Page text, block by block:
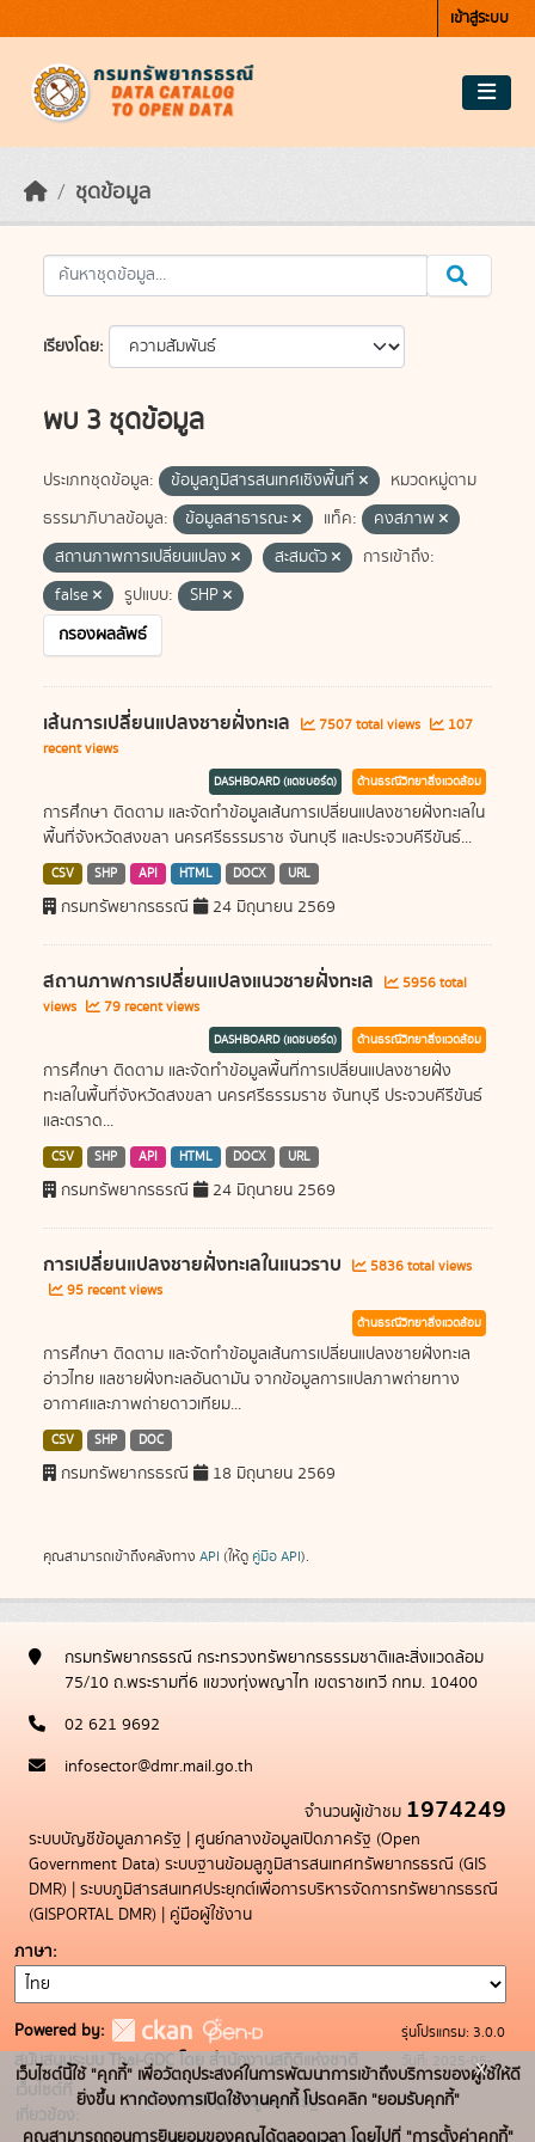
เข้าสู่ระบบ
ชุดข้อมูล
เรียงโดย
พบ 3 ชุดข้อมูล
ประเภทชุดข้อมูล: ข้อมูลภูมิสารสนเทศเชิงพื้นที่
หมวดหมู่ตาม
ธรรมาภิบาลข้อมูล:
ข้อมูลสาธารณะ แท็ค:
คงสภาพ
สถานภาพการเปลี่ยนแปลง
สะสมตัว
การเข้าถึง:
false
รูปแบบ:
SHP
กรองผลลัพธ์
เส้นการเปลี่ยนแปลงชายฝั่งทะเล 7507 total views
107
recent views
DASHBOARD (แดชบอร์ด) ด้านธรณีวิทยาสิ่งแวดล้อม
การศึกษา ติดตาม และจัดทำข้อมูลเส้นการเปลี่ยนแปลงชายฝั่งทะเลใน
พื้นที่จังหวัดสงขลา นครศรีธรรมราช จันทบุรี และประจวบคีรีขันธ์...
CSV SHP API HTML DOCX URL
กรมทรัพยากรธรณี 24 มิถุนายน 2569
สถานภาพการเปลี่ยนแปลงแนวชายฝั่งทะเล
5956 total
views
79 recent views
DASHBOARD (แดชบอร์ด) ด้านธรณีวิทยาสิ่งแวดล้อม
การศึกษา ติดตาม และจัดทำข้อมูลพื้นที่การเปลี่ยนแปลงชายฝั่ง
ทะเลในพื้นที่จังหวัดสงขลา นครศรีธรรมราช จันทบุรี ประจวบคีรีขันธ์
และตราด...
CSV SHP API HTML DOCX URL
กรมทรัพยากรธรณี 24 มิถุนายน 2569
การเปลี่ยนแปลงชายฝั่งทะเลในแนวราบ
5836 total views
95 recent views
ด้านธรณีวิทยาสิ่งแวดล้อม
การศึกษา ติดตาม และจัดทำข้อมูลเส้นการเปลี่ยนแปลงชายฝั่งทะเล
อ่าวไทย แลชายฝั่งทะเลอันดามัน จากข้อมูลการแปลภาพถ่ายทาง
อากาศและภาพถ่ายดาวเทียม...
CSV SHP DOC
กรมทรัพยากรธรณี 18 มิถุนายน 2569
คุณสามารถเข้าถึงคลังทาง API (ให้ดู คู่มือ API).
กรมทรัพยากรธรณี กระทรวงทรัพยากรธรรมชาติและสิ่งแวดล้อม
75/10 ถ.พระรามที่6 แขวงทุ่งพญาไท เขตราชเทวี กทม. 10400
02 621 9692
infosector@dmr.mail.go.th
จำนวนผู้เข้าชม 1974249
ระบบบัญชีข้อมูลภาครัฐ | ศูนย์กลางข้อมูลเปิดภาครัฐ (Open
Government Data) ระบบฐานข้อมลูภูมิสารสนเทศทรัพยากรธรณี (GIS
DMR) | ระบบภูมิสารสนเทศประยุกต์เพื่อการบริหารจัดการทรัพยากรธรณี
(GISPORTAL DMR) | คู่มือผู้ใช้งาน
ภาษา
Powered by:
สนับสนุนระบบ Thai-GDC โดย สำนักงานสถิติแห่งชาติ
เว็บไซต์ที่
เกี่ยวข้อง:
ระบบบัญชีข้อมูลภาครัฐ
รุ่นโปรแกรม: 3.0.0
วันที่: 2025-05-
19
เว็บไซต์นี้ใช้ "คุกกี้" เพื่อวัตถุประสงค์ในการพัฒนาการเข้าถึงบริการของผู้ใช้ให้ดี
ยิ่งขึ้น หากต้องการเปิดใช้งานคุกกี้ โปรดคลิก "ยอมรับคุกกี้"
คุณสามารถถอนการยินยอมของคุณได้ตลอดเวลา โดยไปที่ "การตั้งค่าคุกกี้"
x